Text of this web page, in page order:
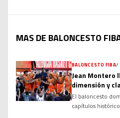
MAS DE BALONCESTO
BALONCESTO FIBA/
Jean Montero
dimensión y
Euroliga
El baloncesto
capítulos